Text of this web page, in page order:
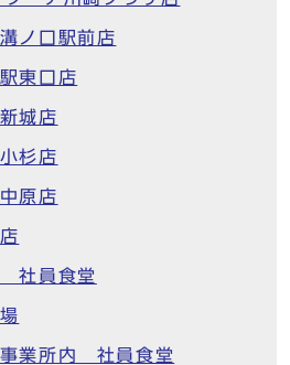
ノ口駅前店
東口店
城店
杉店
原店
社員食堂
事業所内 社員食堂